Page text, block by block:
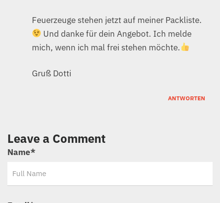
Feuerzeuge stehen jetzt auf meiner Packliste.
Und danke für dein Angebot. Ich melde
mich, wenn ich mal frei stehen möchte.
Gruß Dotti
ANTWORTEN
Leave a Comment
Name*